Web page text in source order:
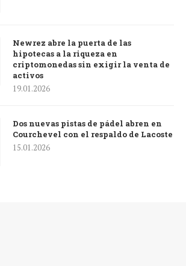
Newrez abre la puerta de las
hipotecas a la riqueza en
criptomonedas sin exigir la venta de
activos
19.01.2026
Dos nuevas pistas de pádel abren en
Courchevel con el respaldo de Lacoste
15.01.2026